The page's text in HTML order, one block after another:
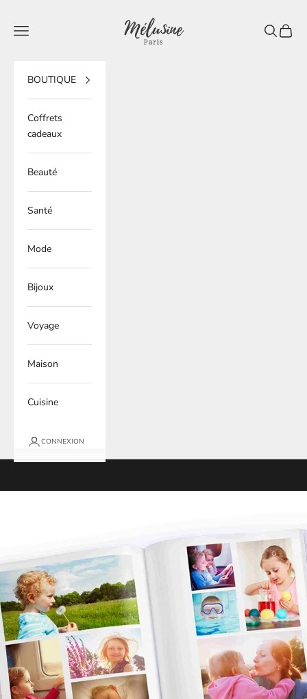
Mélusine Paris
Ouvrir la navigation
Ouvrir la
Voir
BOUTIQUE
Coffrets
cadeaux
Beauté
Santé
Mode
Bijoux
Voyage
Maison
Cuisine
CONNEXION